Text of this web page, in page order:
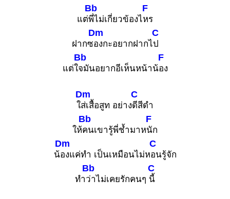
แต่
Bb
พี่ไม่เกี่ยวข้องไ
F
หร
ฝากซ
Dm
องกะอยากฝากไ
C
ป
แต่ใ
Bb
จมันอยากอีเห็นหน้าน้
F
อง
ใ
Dm
ส่เสื้อสูท อย่าง
C
ดีสีดำ
ให้
Bb
คนเขารู้พี่ช้ำมาห
F
นัก
น้
Dm
องแค่ทำ เป็นเหมือนไม่ห
C
อนรู้จัก
ทำ
Bb
ว่าไม่เคยรักคนๆ
C
นี้